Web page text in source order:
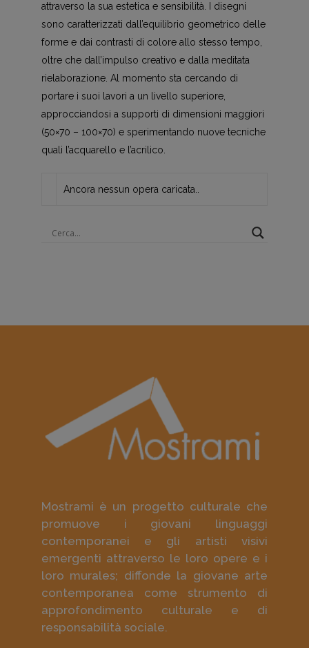
attraverso la sua estetica e sensibilità. I disegni
sono caratterizzati dall’equilibrio geometrico delle
forme e dai contrasti di colore allo stesso tempo,
oltre che dall’impulso creativo e dalla meditata
rielaborazione. Al momento sta cercando di
portare i suoi lavori a un livello superiore,
approcciandosi a supporti di dimensioni maggiori
(50×70 – 100×70) e sperimentando nuove tecniche
quali l’acquarello e l’acrilico.
Ancora nessun opera caricata..
Mostrami è un progetto culturale che
promuove i giovani linguaggi
contemporanei e gli artisti visivi
emergenti attraverso le loro opere e i
loro murales; diffonde la giovane arte
contemporanea come strumento di
approfondimento culturale e di
responsabilità sociale.